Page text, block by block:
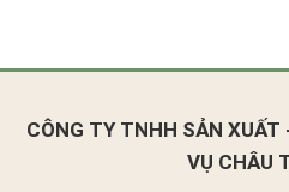
CÔNG TY TNHH SẢN
VỤ CHÂU